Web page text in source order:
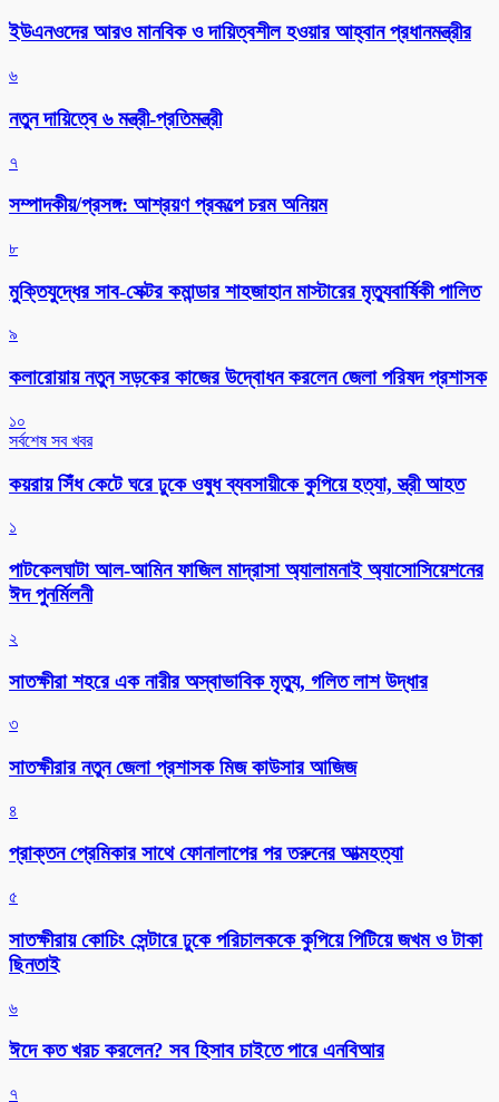
ইউএনওদের আরও মানবিক ও দায়িত্বশীল হওয়ার আহ্বান প্রধানমন্ত্রীর
৬
নতুন দায়িত্বে ৬ মন্ত্রী-প্রতিমন্ত্রী
৭
সম্পাদকীয়/প্রসঙ্গ: আশ্রয়ণ প্রকল্পে চরম অনিয়ম
৮
মুক্তিযুদ্ধের সাব-সেক্টর কমান্ডার শাহজাহান মাস্টারের মৃত্যুবার্ষিকী পালিত
৯
কলারোয়ায় নতুন সড়কের কাজের উদ্বোধন করলেন জেলা পরিষদ প্রশাসক
১০
সর্বশেষ সব খবর
কয়রায় সিঁধ কেটে ঘরে ঢুকে ওষুধ ব্যবসায়ীকে কুপিয়ে হত্যা, স্ত্রী আহত
১
পাটকেলঘাটা আল-আমিন ফাজিল মাদ্রাসা অ্যালামনাই অ্যাসোসিয়েশনের
ঈদ পুনর্মিলনী
২
সাতক্ষীরা শহরে এক নারীর অস্বাভাবিক মৃত্যু, গলিত লাশ উদ্ধার
৩
সাতক্ষীরার নতুন জেলা প্রশাসক মিজ কাউসার আজিজ
৪
প্রাক্তন প্রেমিকার সাথে ফোনালাপের পর তরুনের আত্মহত্যা
৫
সাতক্ষীরায় কোচিং সেন্টারে ঢুকে পরিচালককে কুপিয়ে পিটিয়ে জখম ও টাকা
ছিনতাই
৬
ঈদে কত খরচ করলেন? সব হিসাব চাইতে পারে এনবিআর
৭